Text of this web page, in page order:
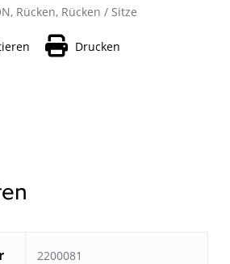
, Rücken, Rücken / Sitze
Drucken
2200081